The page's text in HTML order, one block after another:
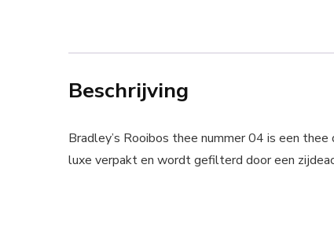
Beschrijving
Bradley’s Rooibos thee nummer 04 is een
luxe verpakt en wordt gefilterd door een